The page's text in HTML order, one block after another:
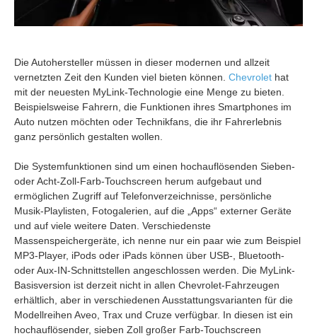
Die Autohersteller müssen in dieser modernen und allzeit
vernetzten Zeit den Kunden viel bieten können. Chevrolet hat
mit der neuesten MyLink-Technologie eine Menge zu bieten.
Beispielsweise Fahrern, die Funktionen ihres Smartphones im
Auto nutzen möchten oder Technikfans, die ihr Fahrerlebnis
ganz persönlich gestalten wollen.
Die Systemfunktionen sind um einen hochauflösenden Sieben-
oder Acht-Zoll-Farb-Touchscreen herum aufgebaut und
ermöglichen Zugriff auf Telefonverzeichnisse, persönliche
Musik-Playlisten, Fotogalerien, auf die „Apps“ externer Geräte
und auf viele weitere Daten. Verschiedenste
Massenspeichergeräte, ich nenne nur ein paar wie zum Beispiel
MP3-Player, iPods oder iPads können über USB-, Bluetooth-
oder Aux-IN-Schnittstellen angeschlossen werden. Die MyLink-
Basisversion ist derzeit nicht in allen Chevrolet-Fahrzeugen
erhältlich, aber in verschiedenen Ausstattungsvarianten für die
Modellreihen Aveo, Trax und Cruze verfügbar. In diesen ist ein
hochauflösender, sieben Zoll großer Farb-Touchscreen